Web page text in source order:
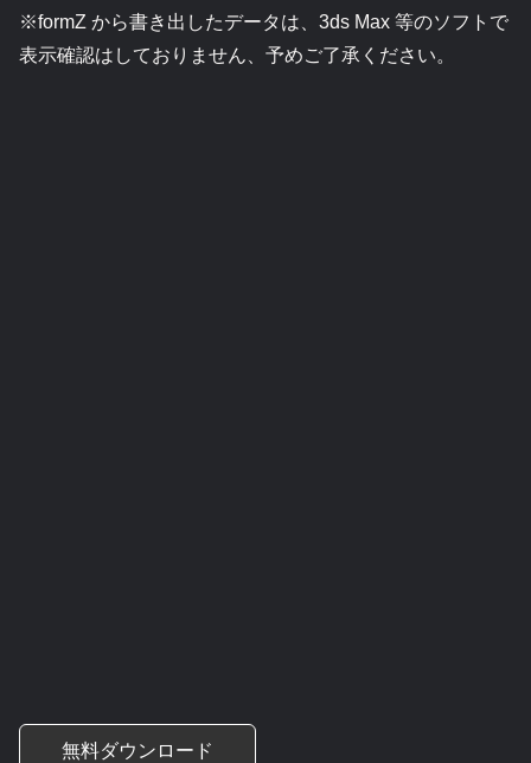
※formZ から書き出したデータは、3ds Max 等のソフトで
表示確認はしておりません、予めご了承ください。
無料ダウンロード